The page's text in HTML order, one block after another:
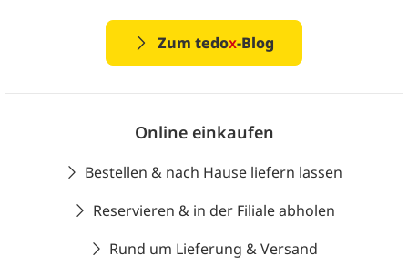
Zum tedox-Blog
Online einkaufen
Bestellen & nach Hause liefern lassen
Reservieren & in der Filiale abholen
Rund um Lieferung & Versand